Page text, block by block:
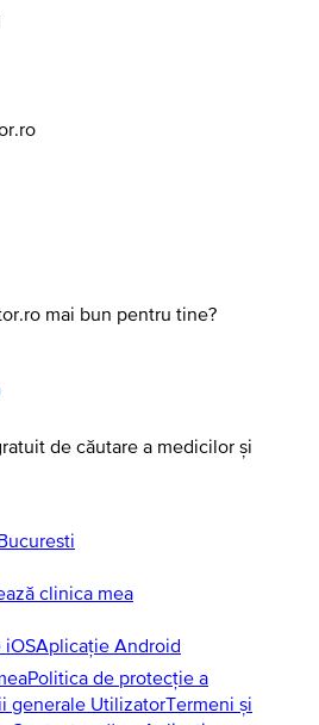
mai bun pentru tine?
de căutare a medicilor și
clinica mea
iOSAplicație Android
Politica de protecție a
generale UtilizatorTermeni și